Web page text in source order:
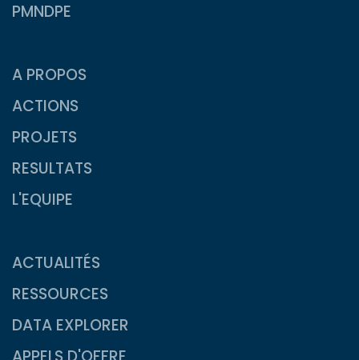
PMNDPE
A PROPOS
ACTIONS
PROJETS
RESULTATS
L'EQUIPE
ACTUALITÉS
RESSOURCES
DATA EXPLORER